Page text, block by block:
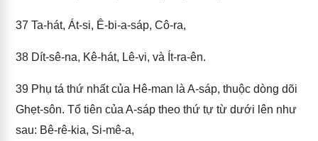
37 Ta-hát, Át-si, Ê-bi-a-sáp, Cô-ra,
38 Dít-sê-na, Kê-hát, Lê-vi, và Ít-ra-ên.
39 Phụ tá thứ nhất của Hê-man là A-sáp, thuộc dòng dõi
Ghẹt-sôn. Tổ tiên của A-sáp theo thứ tự từ dưới lên như
sau: Bê-rê-kia, Si-mê-a,